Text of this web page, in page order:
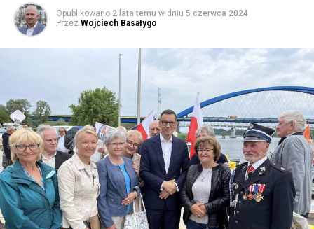
Opublikowano 2 lata temu w dniu 5 czerwca 2024
Przez Wojciech Basałygo